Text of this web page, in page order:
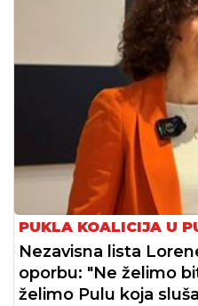
PUKLA KOALICIJA U
Nezavisna lista
oporbu: "Ne želimo
želimo Pulu koja